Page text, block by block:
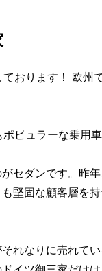
おります！ 欧州
ピュラーな乗用車
セダンです。昨
も堅固な顧客層
れなりに売れて